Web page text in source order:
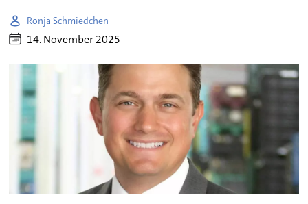
Ronja Schmiedchen
14. November 2025